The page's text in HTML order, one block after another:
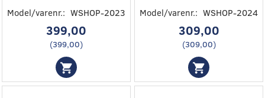
Model/varenr.: WSHOP-2023
399,00
(399,00)
Model/varenr.: WSHOP-2024
309,00
(309,00)